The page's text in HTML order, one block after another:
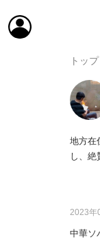
トップ
地方在
し、絶
2023年
中華ソ